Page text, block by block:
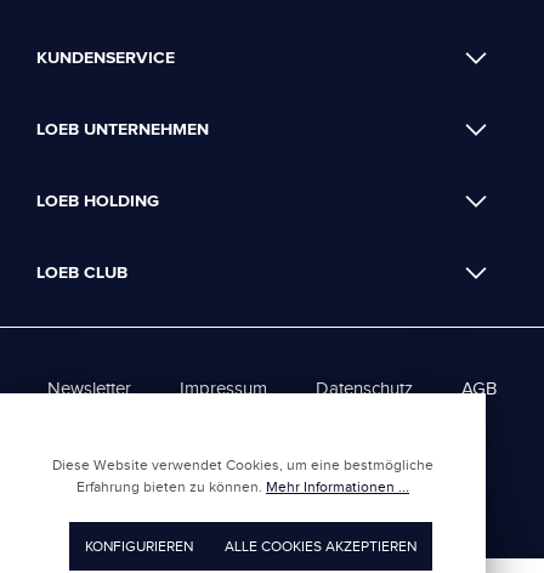
KUNDENSERVICE
LOEB UNTERNEHMEN
LOEB HOLDING
LOEB CLUB
Newsletter Impressum Datenschutz AGB
Loeb Club - AGBs
Diese Website verwendet Cookies, um eine bestmögliche
Erfahrung bieten zu können. Mehr Informationen ...
KONFIGURIEREN ALLE COOKIES AKZEPTIEREN